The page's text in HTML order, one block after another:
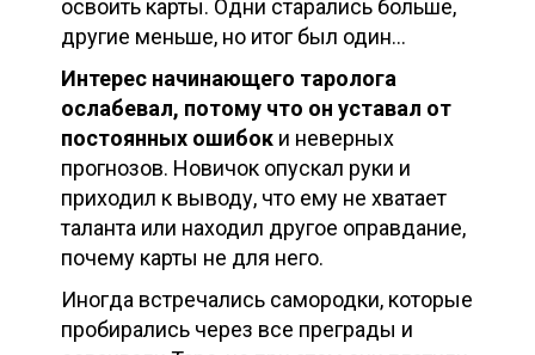
освоить карты. Одни старались больше,
другие меньше, но итог был один…
Интерес начинающего таролога
ослабевал, потому что он уставал от
постоянных ошибоки неверных
прогнозов. Новичок опускал руки и
приходил к выводу, что ему не хватает
таланта или находил другое оправдание,
почему карты не для него.
Иногда встречались самородки, которые
пробирались через все преграды и